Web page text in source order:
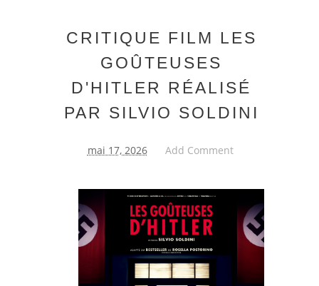
CRITIQUE FILM LES
GOÛTEUSES
D'HITLER RÉALISÉ
PAR SILVIO SOLDINI
mai 17, 2026 Add Comment